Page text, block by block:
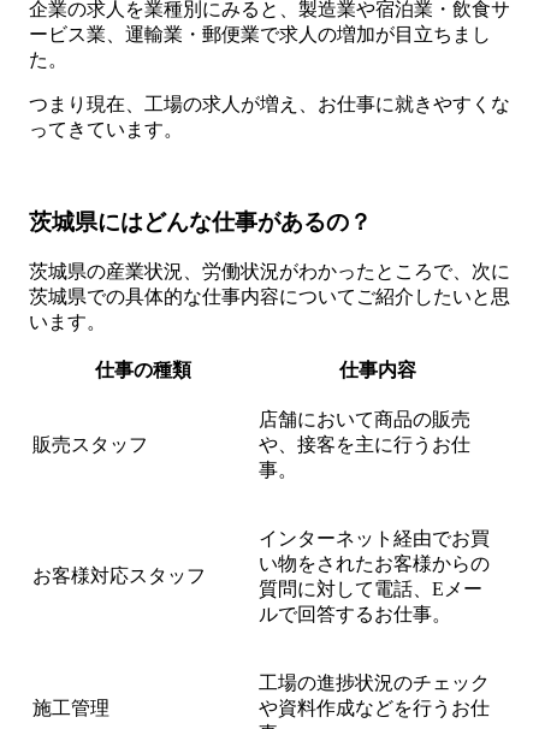
企業の求人を業種別にみると、製造業や宿泊業・飲食サ
ービス業、運輸業・郵便業で求人の増加が目立ちまし
た。
つまり現在、工場の求人が増え、お仕事に就きやすくな
ってきています。
茨城県にはどんな仕事があるの？
茨城県の産業状況、労働状況がわかったところで、次に
茨城県での具体的な仕事内容についてご紹介したいと思
います。
仕事の種類 仕事内容
販売スタッフ
店舗において商品の販売
や、接客を主に行うお仕
事。
お客様対応スタッフ
インターネット経由でお買
い物をされたお客様からの
質問に対して電話、Eメー
ルで回答するお仕事。
施工管理
工場の進捗状況のチェック
や資料作成などを行うお仕